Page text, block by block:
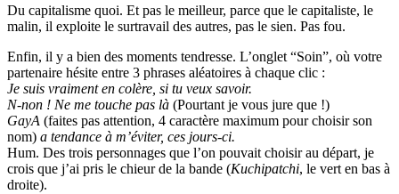
Du capitalisme quoi. Et pas le meilleur, parce que le capitaliste, le
malin, il exploite le surtravail des autres, pas le sien. Pas fou.
Enfin, il y a bien des moments tendresse. L’onglet “Soin”, où votre
partenaire hésite entre 3 phrases aléatoires à chaque clic :
Je suis vraiment en colère, si tu veux savoir.
N-non ! Ne me touche pas là (Pourtant je vous jure que !)
GayA (faites pas attention, 4 caractère maximum pour choisir son
nom) a tendance à m’éviter, ces jours-ci.
Hum. Des trois personnages que l’on pouvait choisir au départ, je
crois que j’ai pris le chieur de la bande (Kuchipatchi, le vert en bas à
droite).